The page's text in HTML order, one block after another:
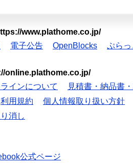
www.plathome.co.jp/
電子公告 OpenBlocks ぷら
online.plathome.co.jp/
インについて 見積書・納品書
利用規約 個人情報取り扱い方針
消し
公式ページ